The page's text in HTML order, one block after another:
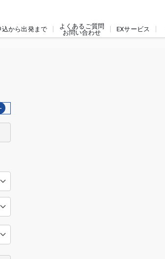
込から出発まで
よくあるご質問
お問い合わせ
EXサービス